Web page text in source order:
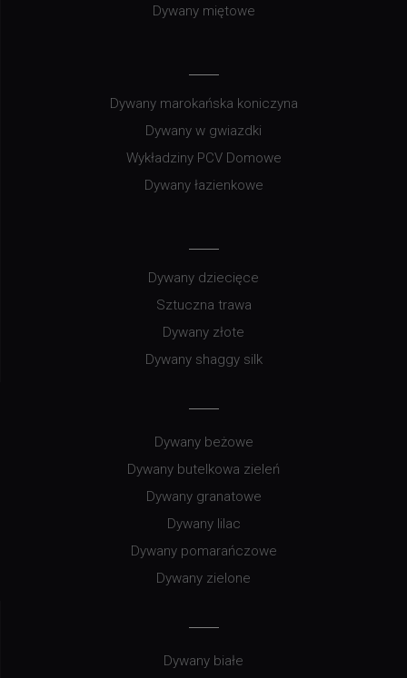
Dywany miętowe
Dywany marokańska koniczyna
Dywany w gwiazdki
Wykładziny PCV Domowe
Dywany łazienkowe
Dywany dziecięce
Sztuczna trawa
Dywany złote
Dywany shaggy silk
Dywany beżowe
Dywany butelkowa zieleń
Dywany granatowe
Dywany lilac
Dywany pomarańczowe
Dywany zielone
Dywany białe